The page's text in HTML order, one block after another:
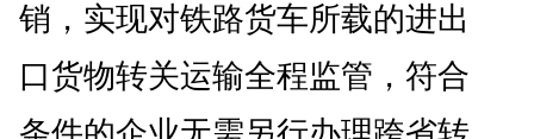
销，实现对铁路货车所载的进出
口货物转关运输全程监管，符合